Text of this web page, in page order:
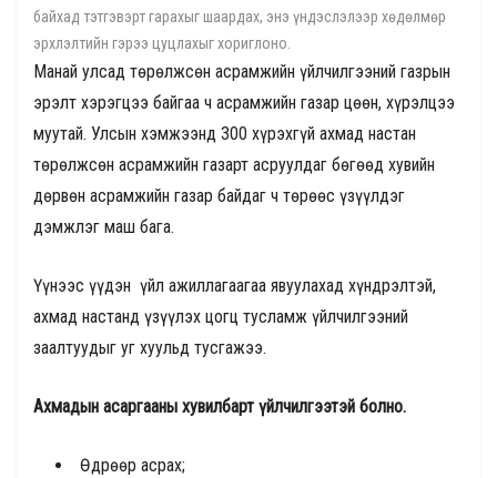
байхад тэтгэвэрт гарахыг шаардах, энэ үндэслэлээр хөдөлмөр
эрхлэлтийн гэрээ цуцлахыг хориглоно.
Манай улсад төрөлжсөн асрамжийн үйлчилгээний газрын
эрэлт хэрэгцээ байгаа ч асрамжийн газар цөөн, хүрэлцээ
муутай. Улсын хэмжээнд 300 хүрэхгүй ахмад настан
төрөлжсөн асрамжийн газарт асруулдаг бөгөөд хувийн
дөрвөн асрамжийн газар байдаг ч төрөөс үзүүлдэг
дэмжлэг маш бага.
Үүнээс үүдэн үйл ажиллагаагаа явуулахад хүндрэлтэй,
ахмад настанд үзүүлэх цогц тусламж үйлчилгээний
заалтуудыг уг хуульд тусгажээ.
Ахмадын асаргааны хувилбарт үйлчилгээтэй болно.
Өдрөөр асрах;